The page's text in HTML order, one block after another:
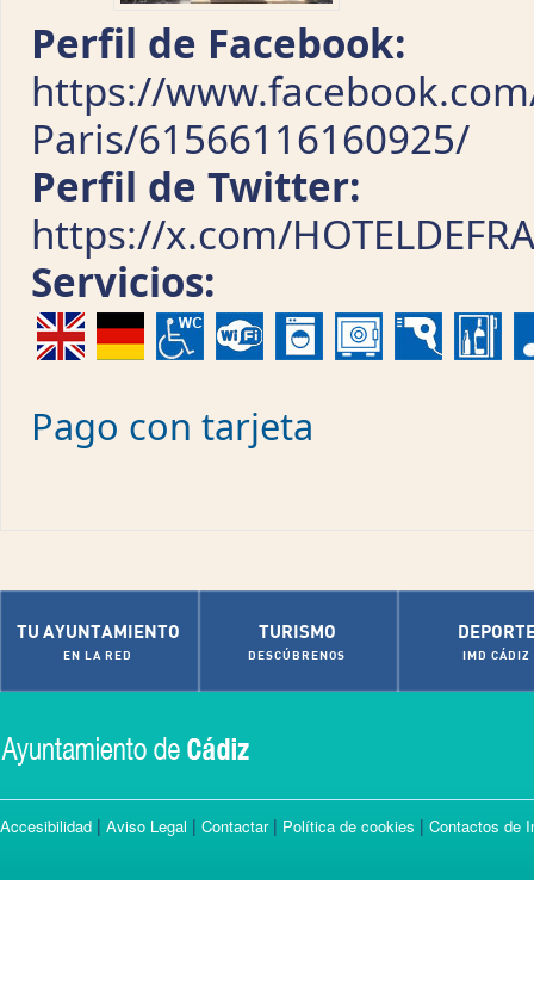
Perfil de Facebook:
https://
Paris/61566116160925/
Perfil de Twitter:
https://x.com/
Servicios:
Pago con tarjeta
TU AYUNTAMIENTO
EN LA RED
TURISMO
DESCÚBRENOS IMD CÁDIZ
Accesibilidad | Aviso Legal | Contactar| Política de cookies | Contactos de